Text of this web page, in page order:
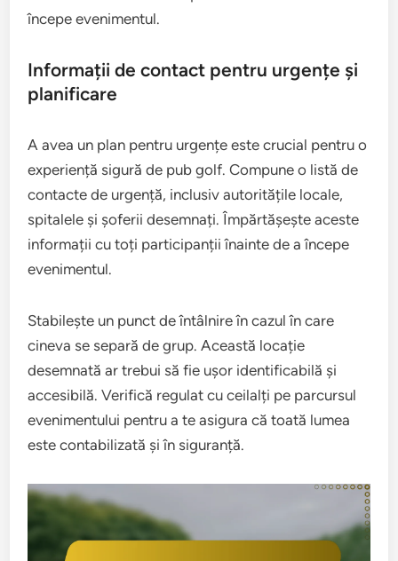
începe evenimentul.
Informații de contact pentru urgențe și
planificare
A avea un plan pentru urgențe este crucial pentru o
experiență sigură de pub golf. Compune o listă de
contacte de urgență, inclusiv autoritățile locale,
spitalele și șoferii desemnați. Împărtășește aceste
informații cu toți participanții înainte de a începe
evenimentul.
Stabilește un punct de întâlnire în cazul în care
cineva se separă de grup. Această locație
desemnată ar trebui să fie ușor identificabilă și
accesibilă. Verifică regulat cu ceilalți pe parcursul
evenimentului pentru a te asigura că toată lumea
este contabilizată și în siguranță.